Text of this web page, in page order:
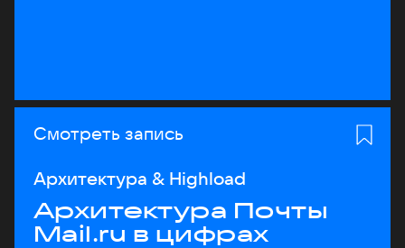
Смотреть запись
Архитектура & Highload
Архитектура Почты
Mail.ru в цифрах